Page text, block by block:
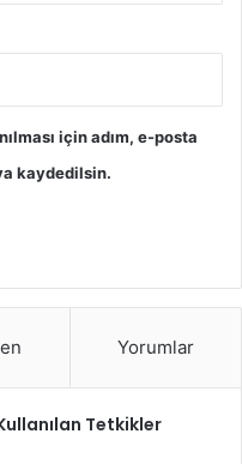
için adım, e-posta
kaydedilsin.
Yorumlar
Tetkikler